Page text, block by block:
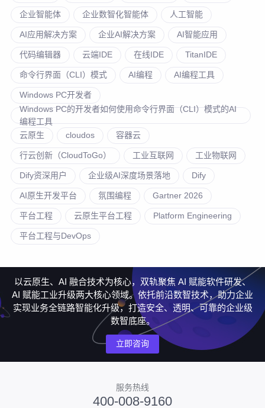
企业智能体 企业数智化智能体 人工智能
AI应用解决方案 企业AI解决方案 AI智能应用
代码编辑器 云端IDE 在线IDE TitanIDE
命令行界面（CLI）模式 AI编程 AI编程工具
Windows PC开发者
Windows PC的开发者如何使用命令行界面（CLI）模式的AI
编程工具
云原生
cloudos 容器云
行云创新（CloudToGo） 工业互联网 工业物联网
Dify资深用户 企业级AI深度场景落地 Dify
AI原生开发平台 氛围编程 Gartner 2026
平台工程 云原生平台工程 Platform Engineering
平台工程与DevOps
以云原生、AI 融合技术为核心，双轨聚焦 AI 赋能软件研发、
AI 赋能工业升级两大核心领域。依托前沿数智技术，助力企业
实现业务全链路智能化升级，打造安全、透明、可靠的企业级
数智底座。
立即咨询
服务热线
400-008-9160